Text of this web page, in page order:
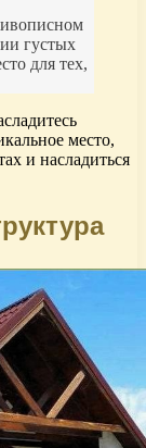
густых
для тех,
место,
и насладиться